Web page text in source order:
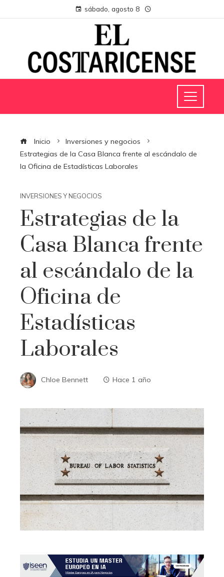
sábado, agosto 8
Inicio
Inversiones y negocios
Estrategias de la Casa Blanca frente al escándalo de
la Oficina de Estadísticas Laborales
INVERSIONES Y NEGOCIOS
Estrategias de la
Casa Blanca frente
al escándalo de la
Oficina de
Estadísticas
Laborales
Chloe Bennett Hace 1 año